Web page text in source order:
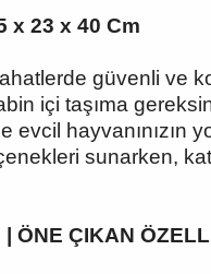
x 23 x 40 Cm
güvenli ve
içi taşıma
evcil hayvanınızın
sunarken,
ÖNE ÇIKAN